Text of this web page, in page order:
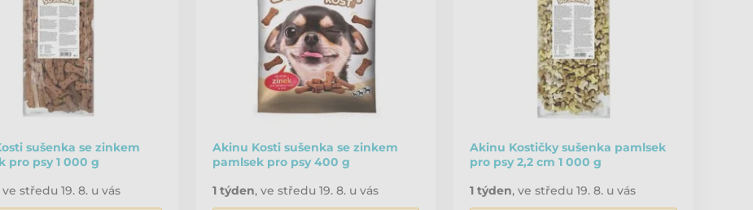
sušenka se zinkem
pro psy 1 000 g
ve středu 19. 8. u vás
Akinu Kosti sušenka se zinkem
pamlsek pro psy 400 g
1 týden, ve středu 19. 8. u vás
Akinu Kostičky sušenka pamlsek
pro psy 2,2 cm 1 000 g
1 týden,ve středu 19. 8. u vás